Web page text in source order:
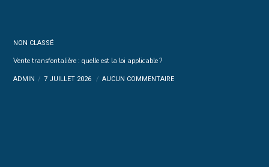
NON CLASSÉ
Vente transfontalière : quelle est la loi applicable ?
ADMIN 7 JUILLET 2026 AUCUN COMMENTAIRE